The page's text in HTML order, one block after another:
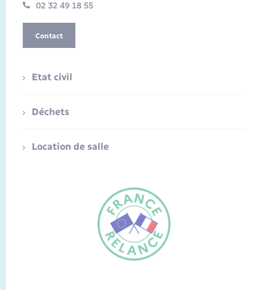
02 32 49 18 55
Contact
Etat civil
Déchets
Location de salle